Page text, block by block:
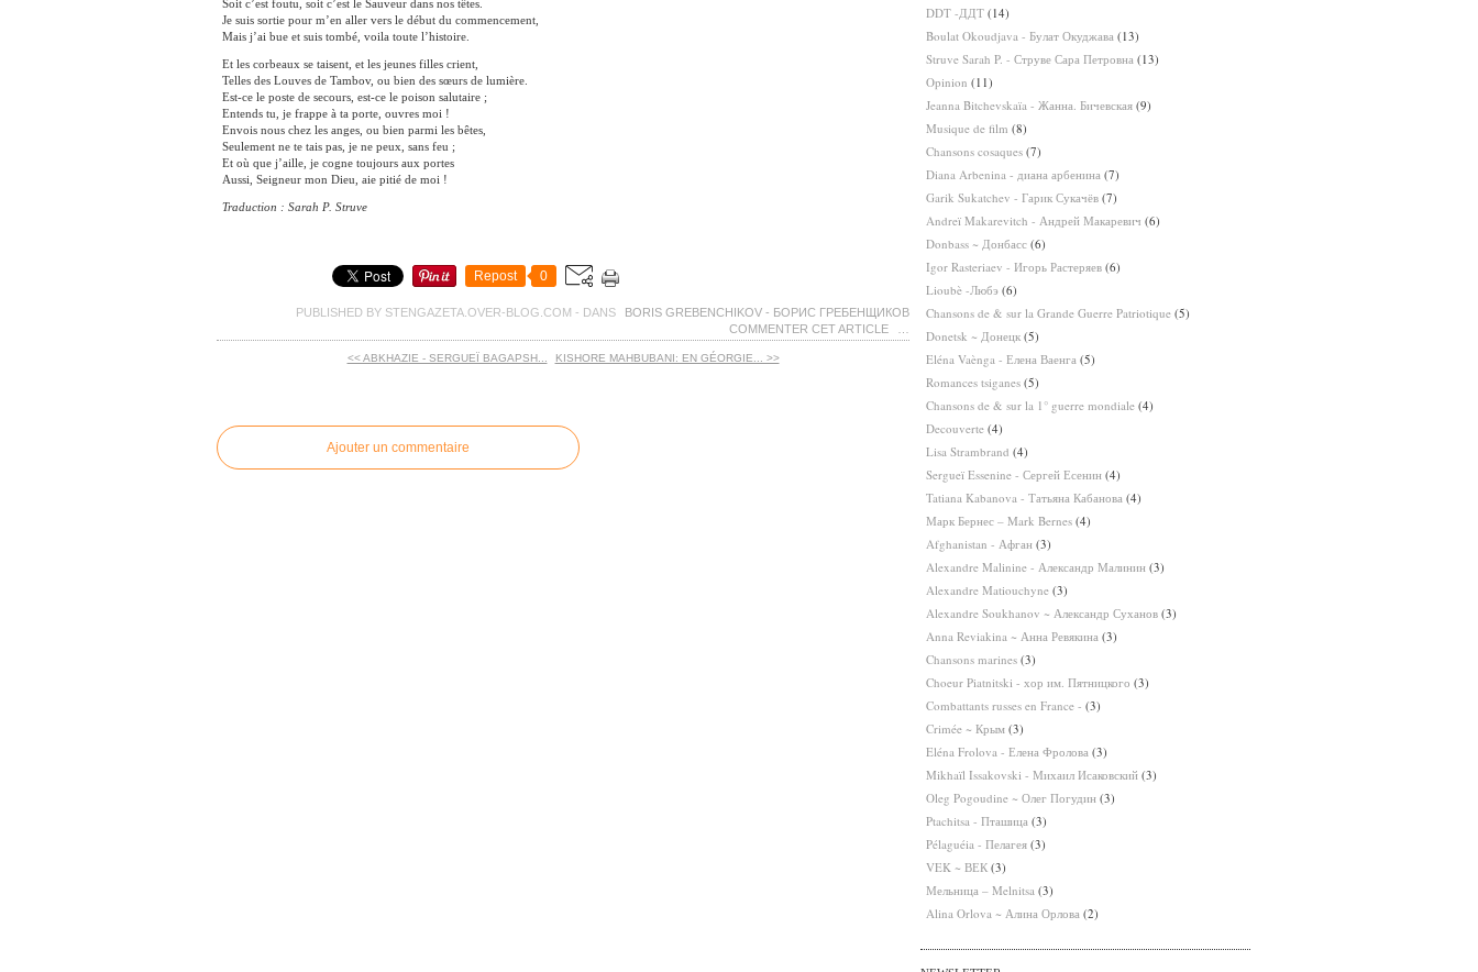
Soit c’est foutu, soit c’est le Sauveur dans nos têtes.
Je suis sortie pour m’en aller vers le début du commencement,
Mais j’ai bue et suis tombé, voila toute l’histoire.
Et les corbeaux se taisent, et les jeunes filles crient,
Telles des Louves de Tambov, ou bien des sœurs de lumière.
Est-ce le poste de secours, est-ce le poison salutaire ;
Entends tu, je frappe à ta porte, ouvres moi !
Envois nous chez les anges, ou bien parmi les bêtes,
Seulement ne te tais pas, je ne peux, sans feu ;
Et où que j’aille, je cogne toujours aux portes
Aussi, Seigneur mon Dieu, aie pitié de moi !
Traduction : Sarah P. Struve
Repost 0
PUBLISHED BY STENGAZETA.OVER-BLOG.COM - DANS
BORIS GREBENCHIKOV - БОРИС ГРЕБЕНЩИКОВ
COMMENTER CET ARTICLE
<< ABKHAZIE - SERGUEÏ BAGAPSH... KISHORE MAHBUBANI: EN GÉORGIE... >>
Ajouter un commentaire
DDT -ДДТ (14)
Boulat Okoudjava - Булат Окуджава (13)
Struve Sarah P. - Струве Сара Петровна (13)
Opinion (11)
Jeanna Bitchevskaïa - Жанна. Бичевская (9)
Musique de film (8)
Chansons cosaques (7)
Diana Arbenina - диана арбенина (7)
Garik Sukatchev - Гарик Сукачёв (7)
Andreï Makarevitch - Андрей Макаревич (6)
Donbass ~ Донбасс (6)
Igor Rasteriaev - Игорь Растеряев (6)
Lioubè -Любэ (6)
Chansons de & sur la Grande Guerre Patriotique (5)
Donetsk ~ Донецк (5)
Eléna Vaènga - Елена Ваенга (5)
Romances tsiganes (5)
Chansons de & sur la 1° guerre mondiale (4)
Decouverte (4)
Lisa Strambrand (4)
Sergueï Essenine - Сергей Есенин (4)
Tatiana Kabanova - Татьяна Кабанова (4)
Марк Бернес – Mark Bernes (4)
Afghanistan - Афган (3)
Alexandre Malinine - Александр Малинин (3)
Alexandre Matiouchyne (3)
Alexandre Soukhanov ~ Александр Суханов (3)
Anna Reviakina ~ Анна Ревякина (3)
Chansons marines (3)
Choeur Piatnitski - хор им. Пятницкого (3)
Combattants russes en France - (3)
Crimée ~ Крым (3)
Eléna Frolova - Елена Фролова (3)
Mikhaïl Issakovski - Михаил Исаковский (3)
Oleg Pogoudine ~ Олег Погудин (3)
Ptachitsa - Пташица (3)
Pélaguéia - Пелагея (3)
VEK ~ ВЕК (3)
Мельница – Melnitsa (3)
Alina Orlova ~ Алина Орлова (2)